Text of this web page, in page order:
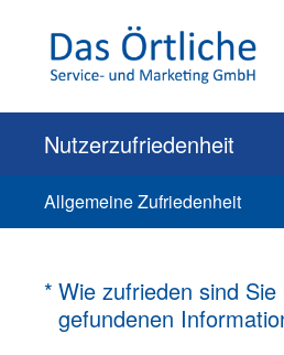
Nutzerzufriedenheit
Allgemeine Zufriedenheit
* Wie zufrieden sind Sie
gefundenen
(Erforderlich.)